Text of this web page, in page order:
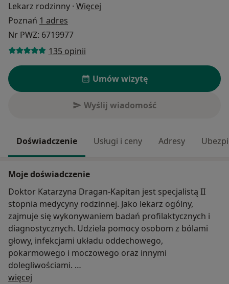
Lekarz rodzinny · Więcej
Poznań 1 adres
Nr PWZ: 6719977
135 opinii
Umów wizytę
Wyślij wiadomość
Doświadczenie Usługi i ceny Adresy
Moje doświadczenie
Doktor Katarzyna Dragan-Kapitan jest specjalistą II
stopnia medycyny rodzinnej. Jako lekarz ogólny,
zajmuje się wykonywaniem badań profilaktycznych i
diagnostycznych. Udziela pomocy osobom z bólami
głowy, infekcjami układu oddechowego,
pokarmowego i moczowego oraz innymi
dolegliwościami.
więcej